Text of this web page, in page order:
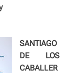
SANTIAGO
DE LOS
CABALLER